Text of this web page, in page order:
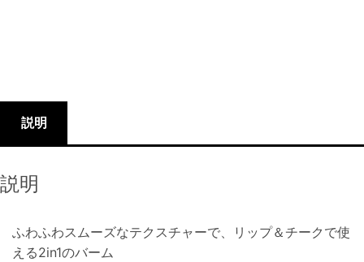
説明
説明
ふわふわスムーズなテクスチャーで、リップ＆チークで使
える2in1のバーム